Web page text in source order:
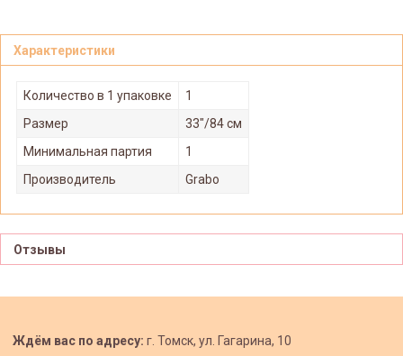
Характеристики
Количество в 1 упаковке
1
Размер
33"/84 см
Минимальная партия
1
Производитель
Grabo
Отзывы
Ждём вас по адресу: г. Томск, ул. Гагарина, 10